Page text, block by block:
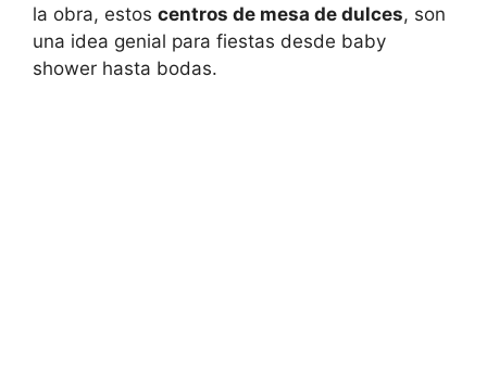
la obra, estos centros de mesa de dulces, son
una idea genial para fiestas desde baby
shower hasta bodas.